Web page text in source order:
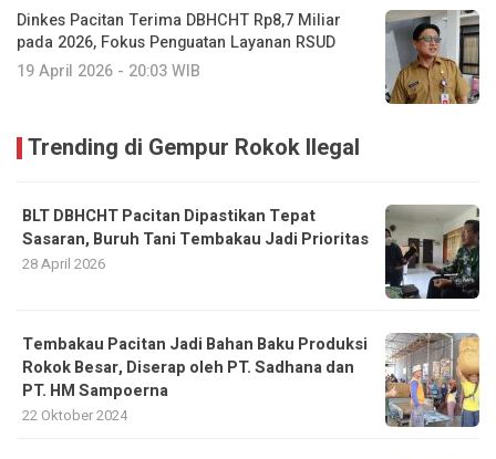
Dinkes Pacitan Terima DBHCHT Rp8,7 Miliar
pada 2026, Fokus Penguatan Layanan RSUD
19 April 2026 - 20:03 WIB
Trending di Gempur Rokok Ilegal
BLT DBHCHT Pacitan Dipastikan Tepat
Sasaran, Buruh Tani Tembakau Jadi Prioritas
28 April 2026
Tembakau Pacitan Jadi Bahan Baku Produksi
Rokok Besar, Diserap oleh PT. Sadhana dan
PT. HM Sampoerna
22 Oktober 2024